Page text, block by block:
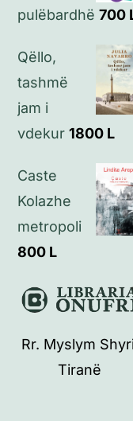
pulëbardhë 700
Qëllo,
tashmë
jam i
vdekur 1800 L
Caste
Kolazhe
metropoli
800 L
Rr. Myslym
Tiranë